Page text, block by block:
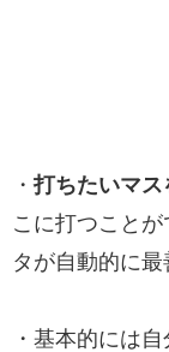
・打ちたいマ
こに打つこと
タが自動的に最
・基本的には